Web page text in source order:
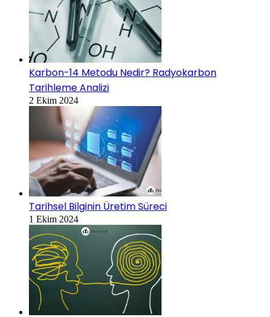
Karbon-14 Metodu Nedir? Radyokarbon
Tarihleme Analizi
2 Ekim 2024
Tarihsel Bilginin Üretim Süreci
1 Ekim 2024